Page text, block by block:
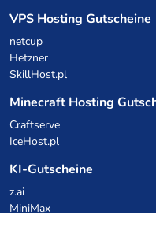
VPS Hosting Gutscheine
netcup
Hetzner
SkillHost.pl
Minecraft Hosting
Craftserve
IceHost.pl
KI-Gutscheine
z.ai
MiniMax